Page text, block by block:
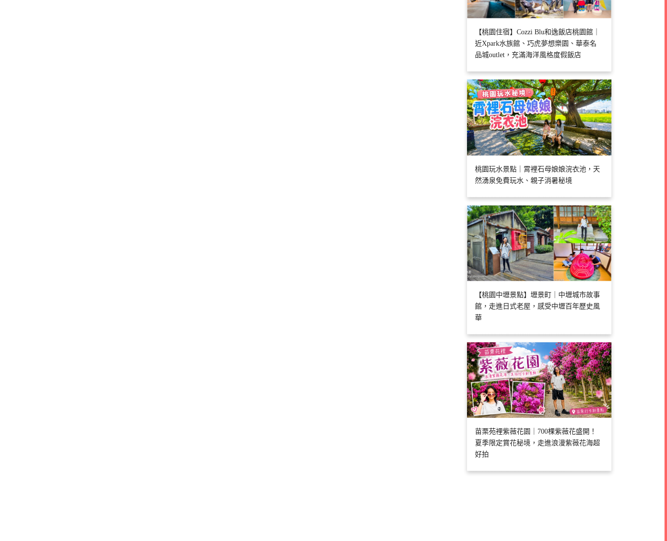
【桃園住宿】Cozzi Blu和逸飯店桃園館｜
近Xpark水族館、巧虎夢想樂園、華泰名
品城outlet，充滿海洋風格度假飯店
桃園玩水景點｜霄裡石母娘娘浣衣池，天
然湧泉免費玩水、親子消暑秘境
【桃園中壢景點】壢景町｜中壢城市故事
館，走進日式老屋，感受中壢百年歷史風
華
苗栗苑裡紫薇花園｜700棵紫薇花盛開！
夏季限定賞花秘境，走進浪漫紫薇花海超
好拍